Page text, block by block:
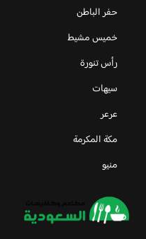
حفر الباطن
خميس مشيط
رأس تنورة
سيهات
عرعر
مكة المكرمة
منيو